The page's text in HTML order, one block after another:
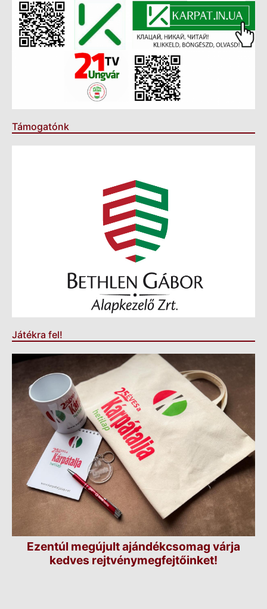
Támogatónk
Játékra fel!
Ezentúl megújult ajándékcsomag várja
kedves rejtvénymegfejtőinket!